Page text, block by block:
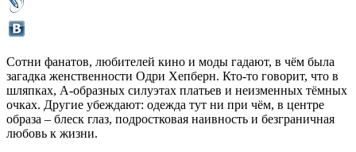
Сотни фанатов, любителей кино и моды гадают, в чём была
загадка женственности Одри Хепберн. Кто-то говорит, что в
шляпках, А-образных силуэтах платьев и неизменных тёмных
очках. Другие убеждают: одежда тут ни при чём, в центре
образа – блеск глаз, подростковая наивность и безграничная
любовь к жизни.